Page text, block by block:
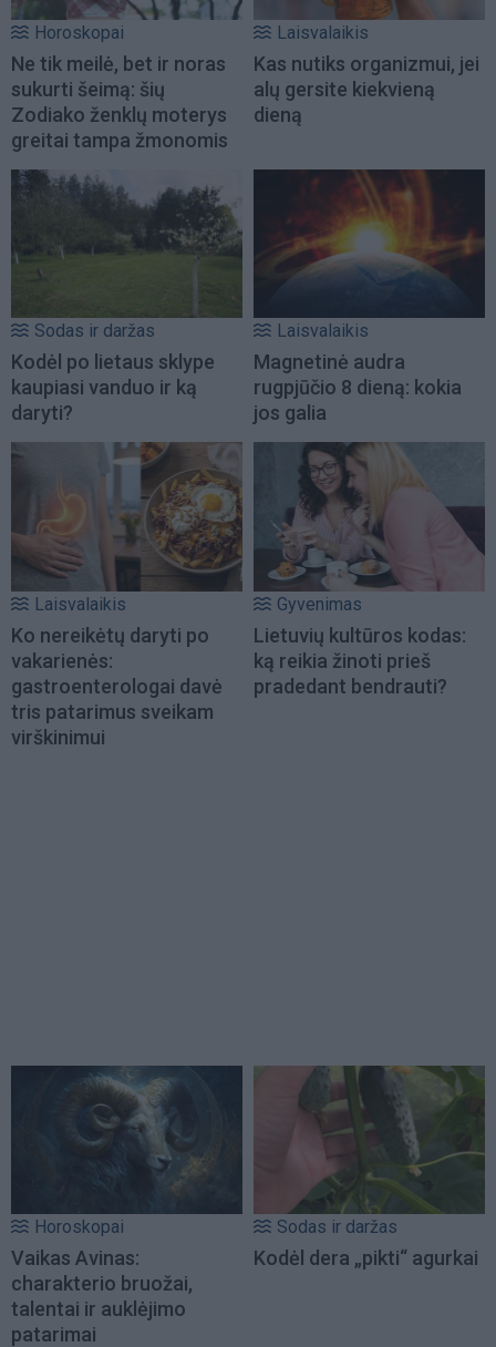
Horoskopai
Ne tik meilė, bet ir noras
sukurti šeimą: šių
Zodiako ženklų moterys
greitai tampa žmonomis
Laisvalaikis
Kas nutiks organizmui, jei
alų gersite kiekvieną
dieną
Sodas ir daržas
Kodėl po lietaus sklype
kaupiasi vanduo ir ką
daryti?
Laisvalaikis
Magnetinė audra
rugpjūčio 8 dieną: kokia
jos galia
Laisvalaikis
Ko nereikėtų daryti po
vakarienės:
gastroenterologai davė
tris patarimus sveikam
virškinimui
Gyvenimas
Lietuvių kultūros kodas:
ką reikia žinoti prieš
pradedant bendrauti?
Horoskopai
Vaikas Avinas:
charakterio bruožai,
talentai ir auklėjimo
patarimai
Sodas ir daržas
Kodėl dera „pikti“ agurkai